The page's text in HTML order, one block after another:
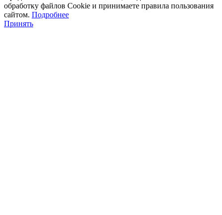
обработку файлов Cookie и принимаете правила пользования
сайтом. Подробнее
Принять